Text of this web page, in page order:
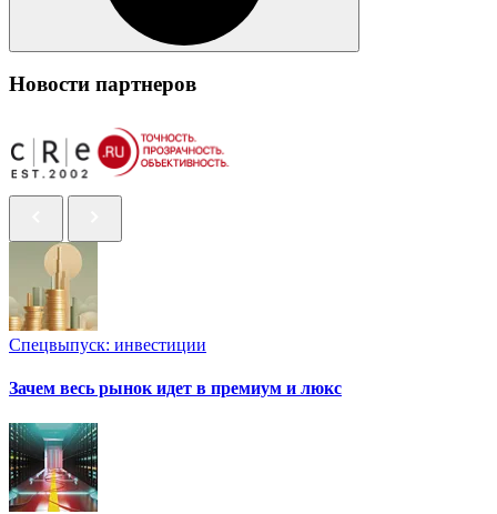
Новости партнеров
Спецвыпуск: инвестиции
Зачем весь рынок идет в премиум и люкс